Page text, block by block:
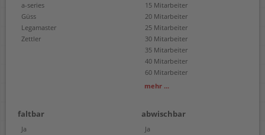
a-series
Güss
Legamaster
Zettler
15 Mitarbeiter
20 Mitarbeiter
25 Mitarbeiter
30 Mitarbeiter
35 Mitarbeiter
40 Mitarbeiter
60 Mitarbeiter
80 Mitarbeiter
mehr ...
faltbar
Ja
abwischbar
Ja